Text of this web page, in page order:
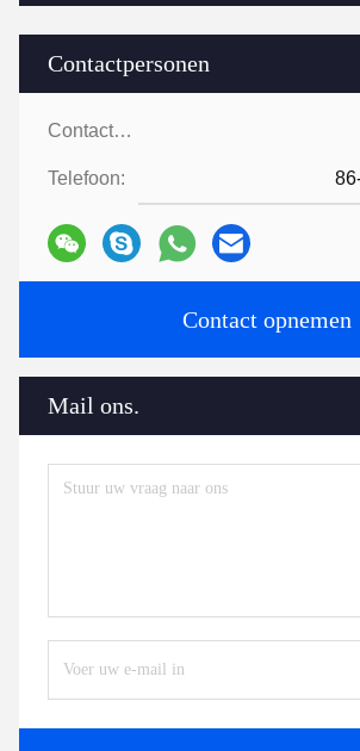
Contactpersonen
Contactpersonen:
Telefoon:
Contact opnemen
Mail ons.